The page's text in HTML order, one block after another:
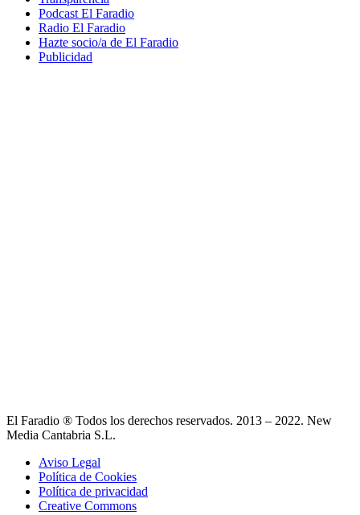
Podcast El Faradio
Radio El Faradio
Hazte socio/a de El Faradio
Publicidad
El Faradio ® Todos los derechos reservados. 2013 – 2022. New
Media Cantabria S.L.
Aviso Legal
Política de Cookies
Política de privacidad
Creative Commons